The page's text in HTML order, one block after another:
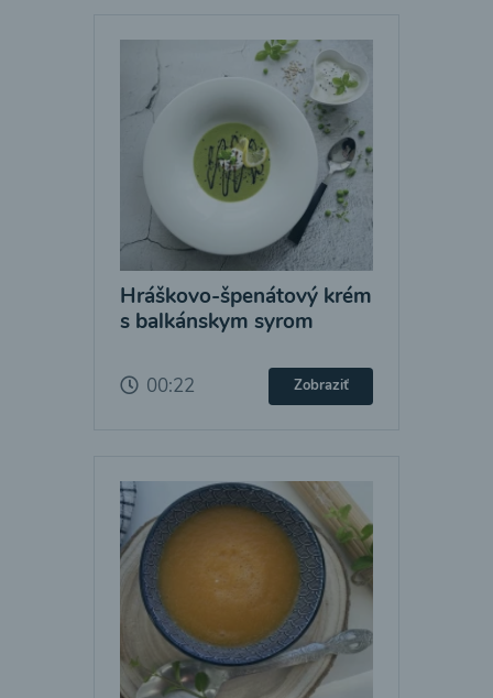
Hráškovo-špenátový krém
s balkánskym syrom
00:22 Zobraziť